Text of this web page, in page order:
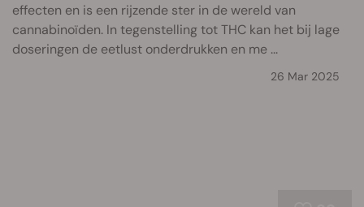
effecten en is een rijzende ster in de wereld van
cannabinoïden. In tegenstelling tot THC kan het bij lage
doseringen de eetlust onderdrukken en me ...
26 Mar 2025